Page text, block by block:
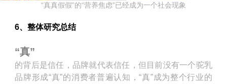
“真真假假”的“营养焦虑”已经成为一个社会现象
6、整体研究总结
“真”
的背后是信任，品牌就代表信任，但目前没有一个驼乳
品牌形成“真”的消费者普遍认知，“真”成为整个行业的